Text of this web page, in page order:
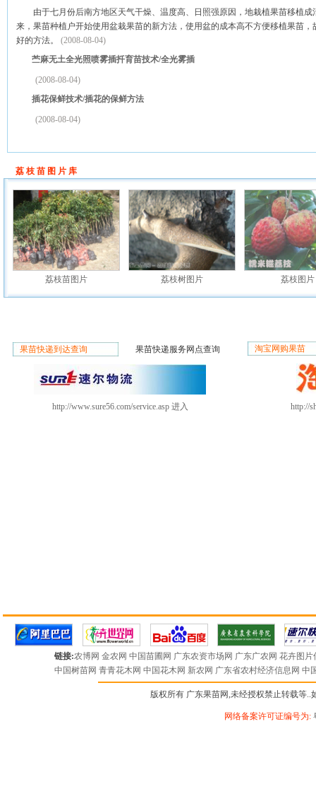
由于七月份后南方地区天气干燥、温度高、日照强原因，地栽植果苗移植成
来，果苗种植户开始使用盆栽果苗的新方法，使用盆的成本高不方便移植果苗
好的方法。 (2008-08-04)
苎麻无土全光照喷雾插扦育苗技术/全光雾插
(2008-08-04)
插花保鲜技术/插花的保鲜方法
(2008-08-04)
荔 枝 苗 图 片 库
荔枝苗图片 荔枝树图片 荔枝图片
果苗快递到达查询 果苗快递服务网点查询
http://www.sure56.com/service.asp 进入
淘宝网购果苗
http://
链接:农博网 金农网 中国苗圃网 广东农资市场网 广东广农网 花卉图
中国树苗网 青青花木网 中国花木网 新农网 广东省农村经济信息网 中
版权所有 广东果苗网,未经授权禁止转载等..
网络备案许可证编号为: